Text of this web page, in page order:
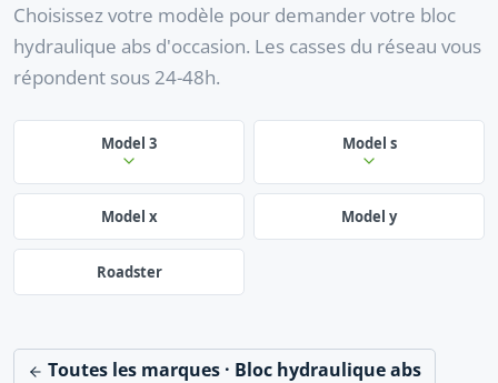
Choisissez votre modèle pour demander votre bloc
hydraulique abs d'occasion. Les casses du réseau vous
répondent sous 24-48h.
Model 3 Model s
Model x Model y
Roadster
Toutes les marques · Bloc hydraulique abs